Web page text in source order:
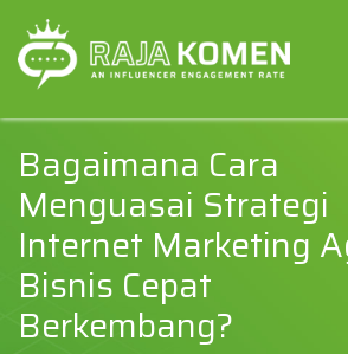
Bagaimana Cara
Menguasai Strategi
Internet Marketing
Bisnis Cepat
Berkembang?